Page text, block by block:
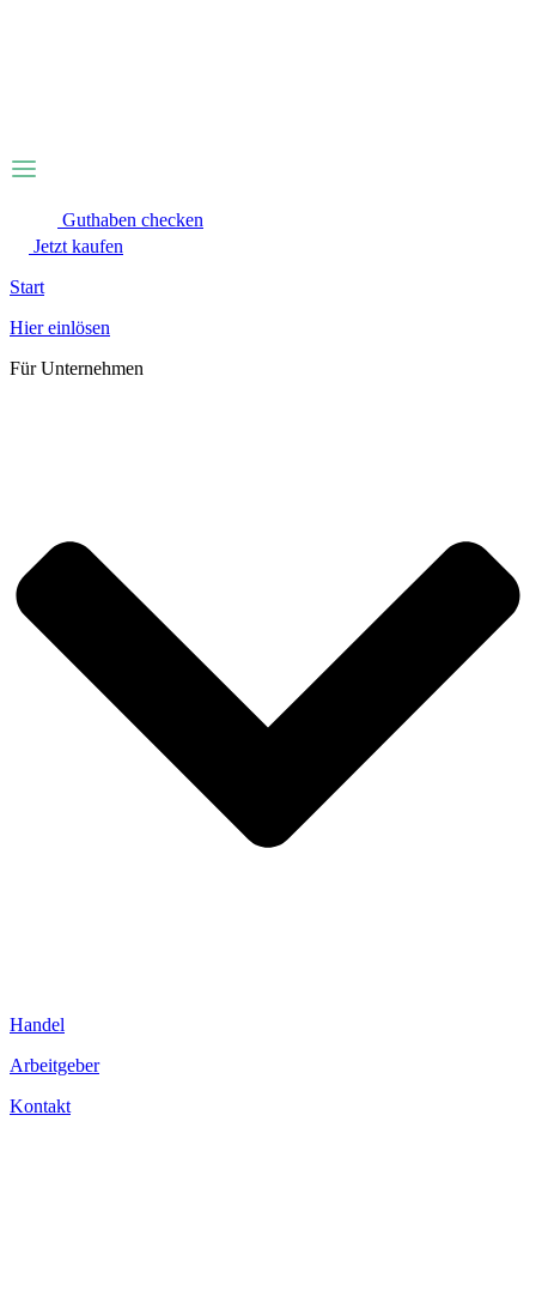
Guthaben checken
Jetzt kaufen
Start
Hier einlösen
Für Unternehmen
Handel
Arbeitgeber
Kontakt